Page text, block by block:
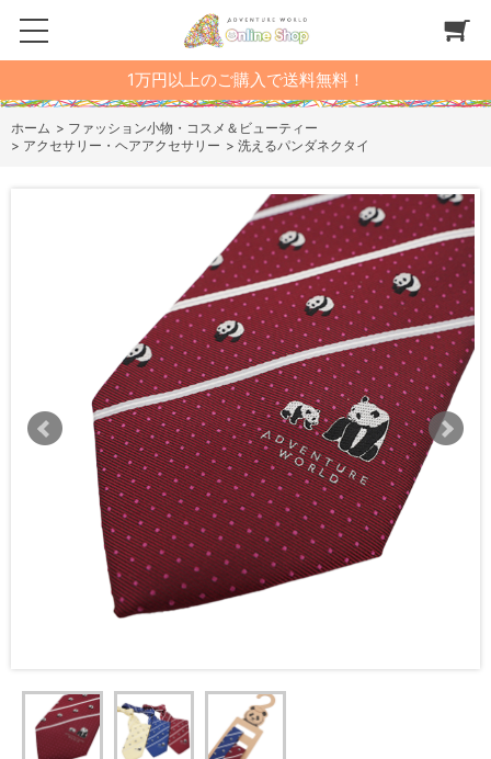
1万円以上のご購入で送料無料！
ホーム > ファッション小物・コスメ＆ビューティー
> アクセサリー・ヘアアクセサリー > 洗えるパンダネクタイ